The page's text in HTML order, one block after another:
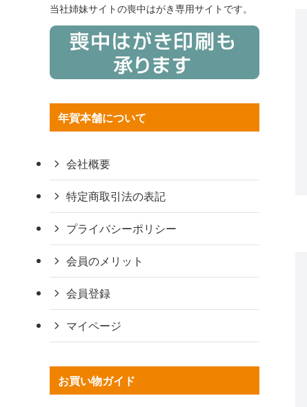
当社姉妹サイトの喪中はがき専用サイトです。
年賀本舗について
会社概要
特定商取引法の表記
プライバシーポリシー
会員のメリット
会員登録
マイページ
お買い物ガイド